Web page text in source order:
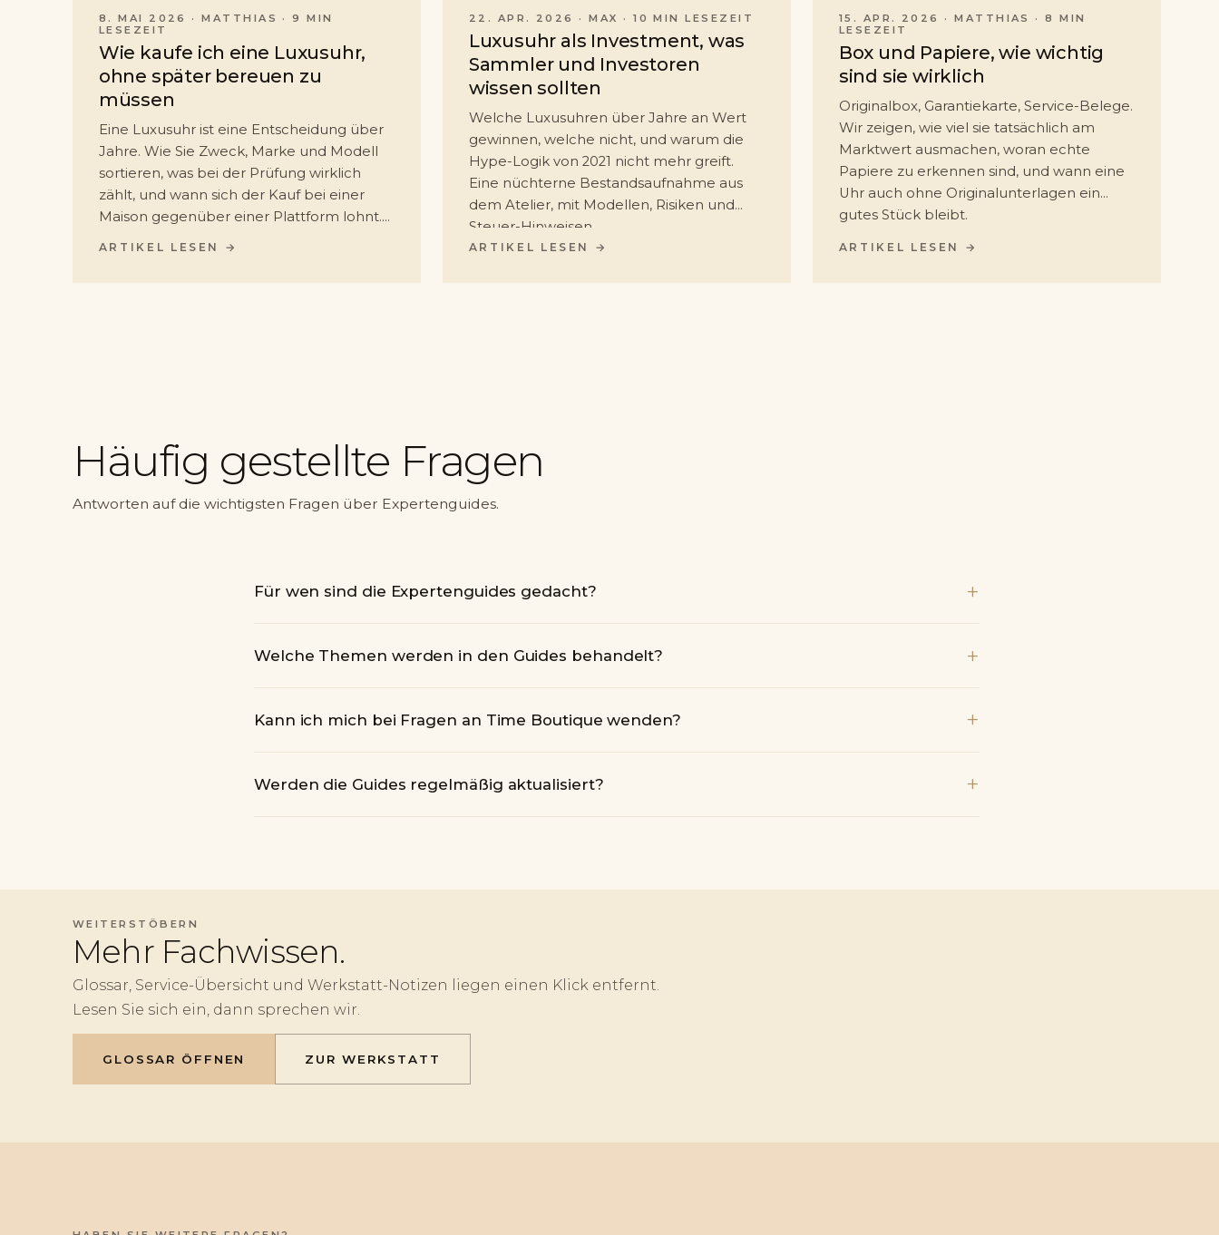
8. MAI 2026 ·MATTHIAS
· 9 MIN
LESEZEIT
Wie kaufe ich eine Luxusuhr,
ohne später bereuen zu
müssen
Eine Luxusuhr ist eine Entscheidung über
Jahre. Wie Sie Zweck, Marke und Modell
sortieren, was bei der Prüfung wirklich
zählt, und wann sich der Kauf bei einer
Maison gegenüber einer Plattform lohnt.
ARTIKEL LESEN →
22. APR. 2026 ·MAX · 10 MIN LESEZEIT
Luxusuhr als Investment, was
Sammler und Investoren
wissen sollten
Welche Luxusuhren über Jahre an Wert
gewinnen, welche nicht, und warum die
Hype-Logik von 2021 nicht mehr greift.
Eine nüchterne Bestandsaufnahme aus
dem Atelier, mit Modellen, Risiken und
Steuer-Hinweisen.
ARTIKEL LESEN →
15. APR. 2026 ·MATTHIAS
· 8 MIN
LESEZEIT
Box und Papiere, wie wichtig
sind sie wirklich
Originalbox, Garantiekarte, Service-Belege.
Wir zeigen, wie viel sie tatsächlich am
Marktwert ausmachen, woran echte
Papiere zu erkennen sind, und wann eine
Uhr auch ohne Originalunterlagen ein
gutes Stück bleibt.
ARTIKEL LESEN →
Häufig gestellte Fragen
Antworten auf die wichtigsten Fragen über Expertenguides.
Für wen sind die Expertenguides gedacht? +
Welche Themen werden in den Guides behandelt? +
Kann ich mich bei Fragen an Time Boutique wenden? +
Werden die Guides regelmäßig aktualisiert? +
WEITERSTÖBERN
Mehr Fachwissen.
Glossar, Service-Übersicht und Werkstatt-Notizen liegen einen Klick entfernt.
Lesen Sie sich ein, dann sprechen wir.
GLOSSAR ÖFFNEN ZUR WERKSTATT